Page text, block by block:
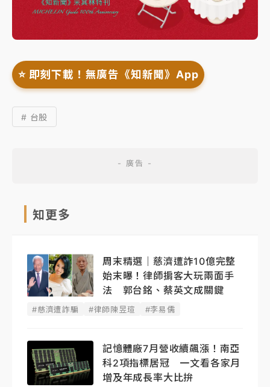
⭐️ 即刻下載！無廣告《知新聞》App
# 台股
知更多
周末精選｜慈濟遭詐10億完整
始末曝！律師掮客大玩兩面手
法 郭台銘、蔡英文成關鍵
#慈濟遭詐騙 #律師陳昱瑄 #李易儒
記憶體廠7月營收續飆漲！南亞
科2項指標居冠 一文看各家月
增及年成長率大比拚